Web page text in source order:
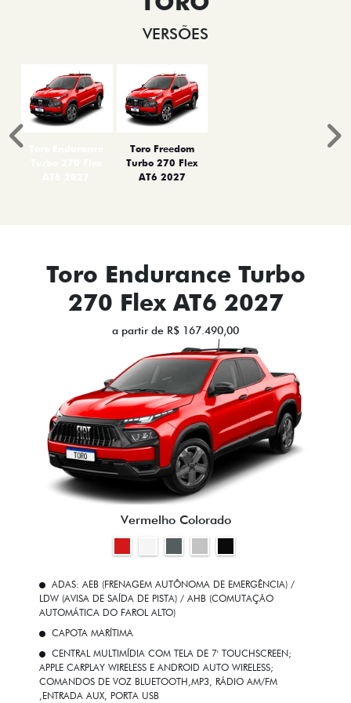
VERSÕES
Toro Freedom
Turbo 270 Flex
AT6 2027
Anterior
Toro Endurance Turbo
270 Flex AT6 2027
a partir de R$ 167.490,00
Vermelho Colorado
ADAS: AEB (FRENAGEM AUTÔNOMA DE EMERGÊNCIA) /
LDW (AVISA DE SAÍDA DE PISTA) / AHB (COMUTAÇÃO
AUTOMÁTICA DO FAROL ALTO)
CAPOTA MARÍTIMA
CENTRAL MULTIMÍDIA COM TELA DE 7' TOUCHSCREEN;
APPLE CARPLAY WIRELESS E ANDROID AUTO WIRELESS;
COMANDOS DE VOZ BLUETOOTH,MP3, RÁDIO AM/FM
,ENTRADA AUX, PORTA USB